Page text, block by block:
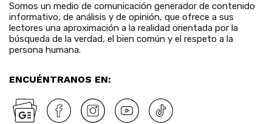
Somos un medio de comunicación generador de contenido
informativo, de análisis y de opinión, que ofrece a sus
lectores una aproximación a la realidad orientada por la
búsqueda de la verdad, el bien común y el respeto a la
persona humana.
ENCUÉNTRANOS EN: